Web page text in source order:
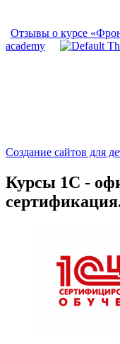
Отзывы о курсе
academy
Создание сайтов для
Курсы 1С -